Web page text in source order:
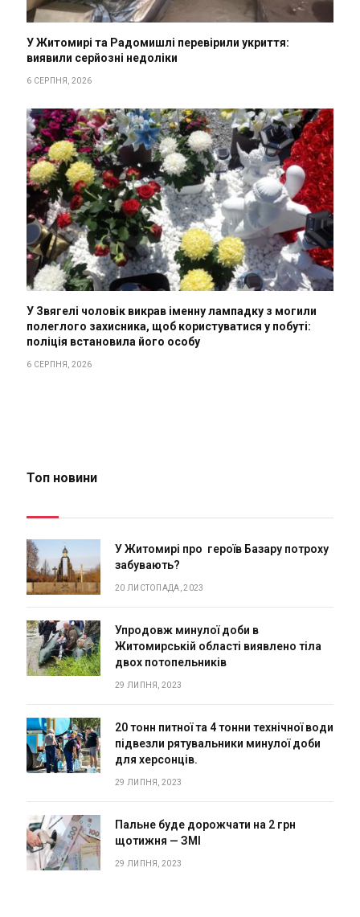
У Житомирі та Радомишлі перевірили укриття:
виявили серйозні недоліки
6 СЕРПНЯ, 2026
У Звягелі чоловік викрав іменну лампадку з могили
полеглого захисника, щоб користуватися у побуті:
поліція встановила його особу
6 СЕРПНЯ, 2026
Топ новини
У Житомирі про героїв Базару потроху
забувають?
20 ЛИСТОПАДА, 2023
Упродовж минулої доби в
Житомирській області виявлено тіла
двох потопельників
29 ЛИПНЯ, 2023
20 тонн питної та 4 тонни технічної води
підвезли рятувальники минулої доби
для херсонців.
29 ЛИПНЯ, 2023
Пальне буде дорожчати на 2 грн
щотижня — ЗМІ
29 ЛИПНЯ, 2023